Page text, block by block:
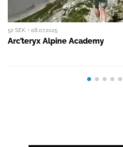
52 SEK. • 08.07.2025
Arc’teryx Alpine Academy